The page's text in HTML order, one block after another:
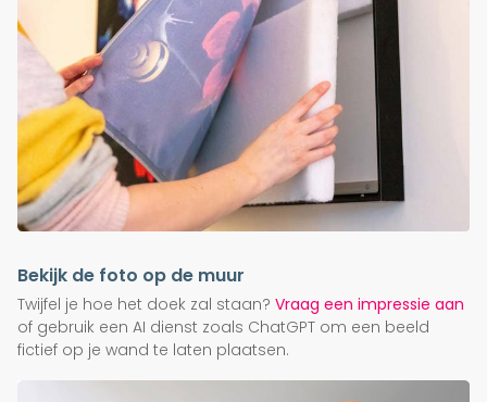
Bekijk de foto op de muur
Twijfel je hoe het doek zal staan? Vraag een impressie aan
of gebruik een AI dienst zoals ChatGPT om een beeld
fictief op je wand te laten plaatsen.